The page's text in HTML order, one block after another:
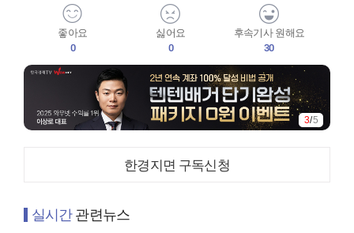
좋아요
0
싫어요
0
후속기사 원해요
30
4/5
한경지면 구독신청
실시간관련뉴스